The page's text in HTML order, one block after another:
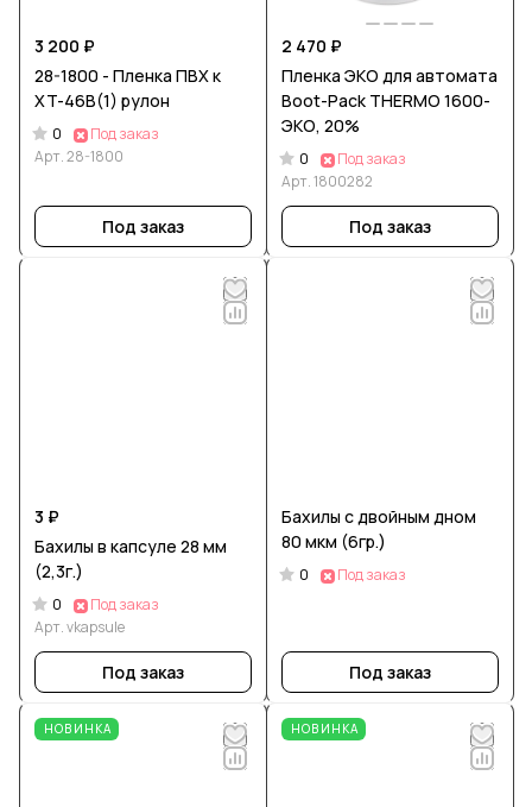
3 200 ₽
28-1800 - Пленка ПВХ к
XT-46B(1) рулон
0
Под заказ
Арт.28-1800
Под заказ
2 470 ₽
Пленка ЭКО для автомата
Boot-Pack THERMO 1600-
ЭКО, 20%
0
Под заказ
Арт.1800282
Под заказ
3 ₽
Бахилы в капсуле 28 мм
(2,3г.)
0
Под заказ
Арт.vkapsule
Под заказ
Бахилы с двойным дном
80 мкм (6гр.)
0 Под заказ
Под заказ
НОВИНКА НОВИНКА